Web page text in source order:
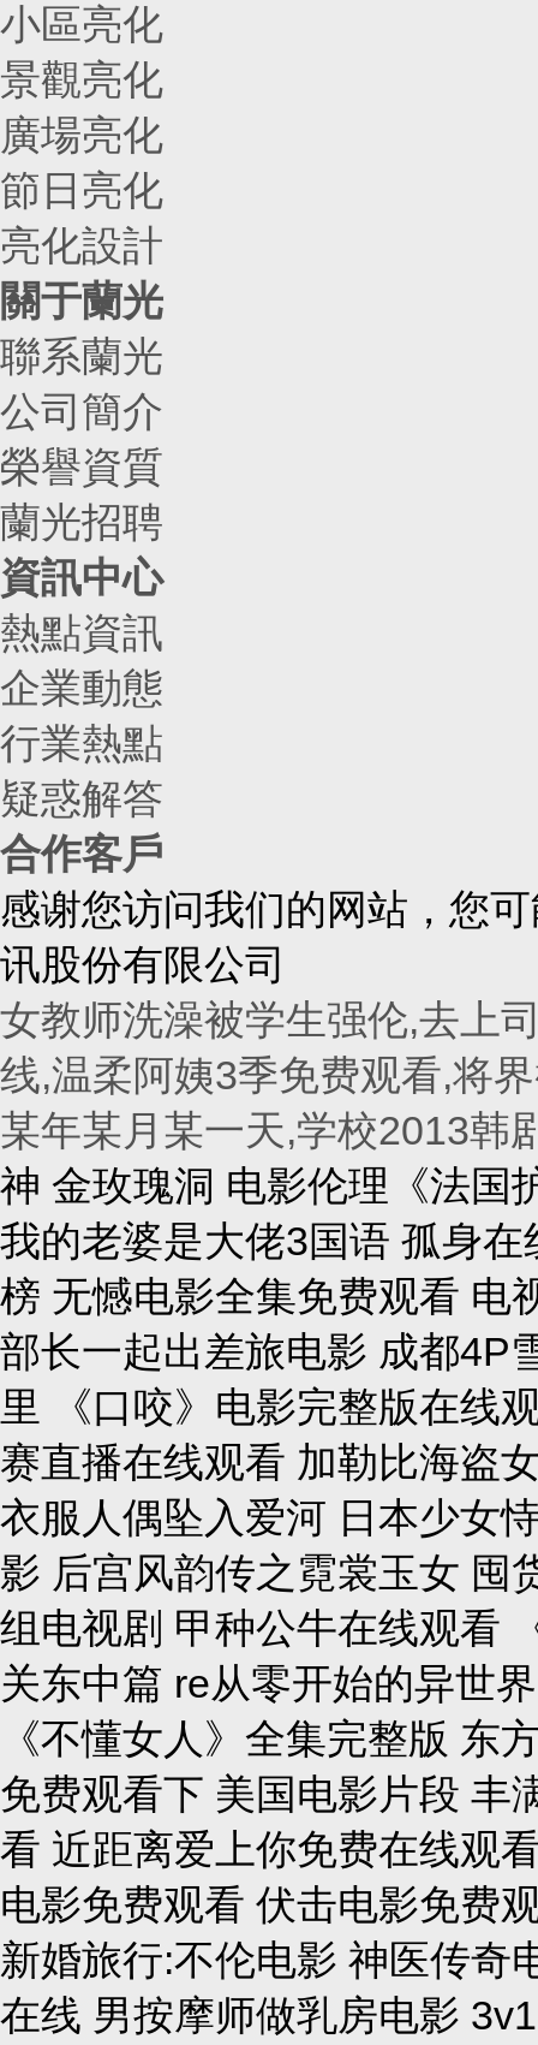
小區亮化
景觀亮化
廣場亮化
節日亮化
亮化設計
關于蘭光
聯系蘭光
公司簡介
榮譽資質
蘭光招聘
資訊中心
熱點資訊
企業動態
行業熱點
疑惑解答
合作客戶
感谢您访问我们的网站，您
讯股份有限公司
女教师洗澡被学生强伦,去上
线,温柔阿姨3季免费观看,将
某年某月某一天,学校2013韩